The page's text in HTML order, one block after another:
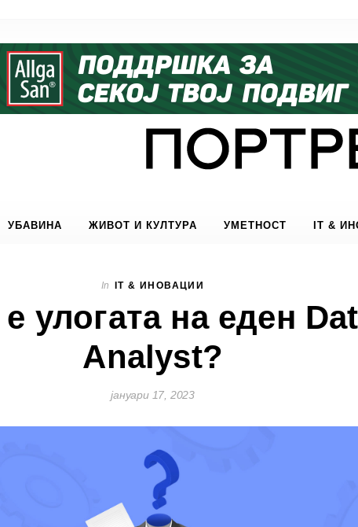
УБАВИНА ЖИВОТ И КУЛТУРА УМЕТНОСТ IT &
In IT & ИНОВАЦИИ
е улогата на еден
Analyst?
јануари 17, 2023